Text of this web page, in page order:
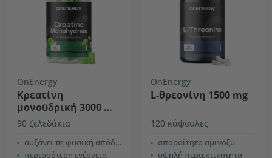
OnEnergy
Κρεατίνη
μονοϋδρική 3000 mg
– μήλο
90 ζελεδάκια
αυξάνει τη φυσική απόδοση
περισσότερη ενέργεια
OnEnergy
L-θρεονίνη 1500 mg
120 κάψουλες
απαραίτητο αμινοξύ
υψηλή περιεκτικότητα